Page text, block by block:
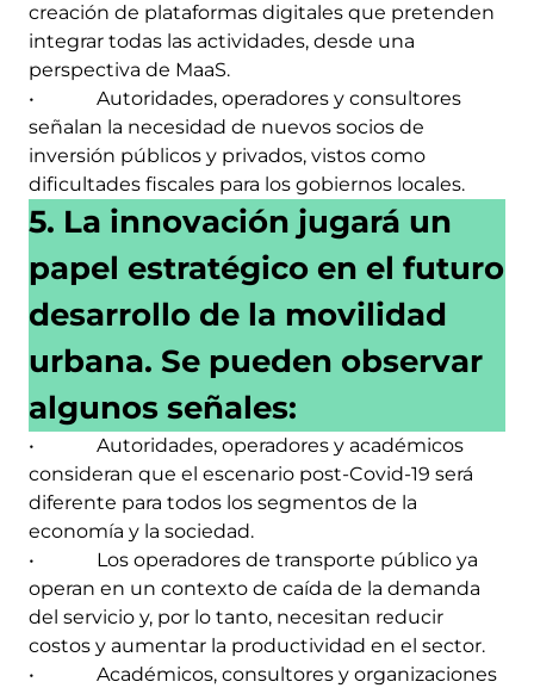
creación de plataformas digitales que pretenden
integrar todas las actividades, desde una
perspectiva de MaaS.
• Autoridades, operadores y consultores
señalan la necesidad de nuevos socios de
inversión públicos y privados, vistos como
dificultades fiscales para los gobiernos locales.
5. La innovación jugará un
papel estratégico en el futuro
desarrollo de la movilidad
urbana. Se pueden observar
algunos señales:
• Autoridades, operadores y académicos
consideran que el escenario post-Covid-19 será
diferente para todos los segmentos de la
economía y la sociedad.
• Los operadores de transporte público ya
operan en un contexto de caída de la demanda
del servicio y, por lo tanto, necesitan reducir
costos y aumentar la productividad en el sector.
• Académicos, consultores y organizaciones